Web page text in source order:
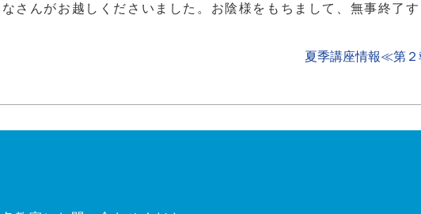
さんがお越しくださいました。お陰様をもちまして、無事終了す
夏季講座情報≪第